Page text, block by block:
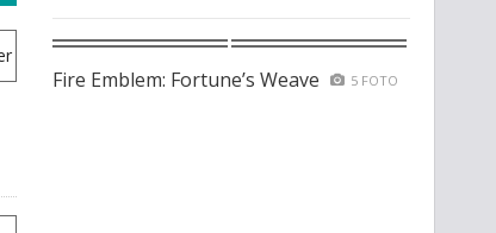
Fire Emblem: Fortune’s Weave 5 FOTO